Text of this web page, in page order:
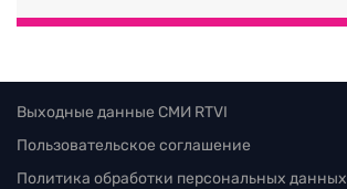
Выходные данные СМИ RTVI
Пользовательское соглашение
Политика обработки персональных данных